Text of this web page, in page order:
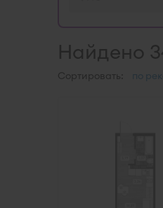
Найдено
Сортировать: по